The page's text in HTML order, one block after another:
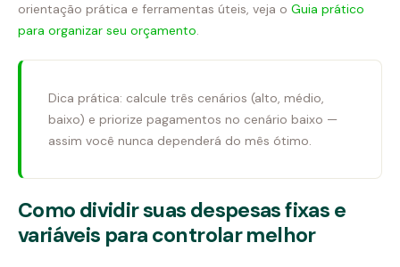
orientação prática e ferramentas úteis, veja o Guia prático
para organizar seu orçamento.
Dica prática: calcule três cenários (alto, médio,
baixo) e priorize pagamentos no cenário baixo —
assim você nunca dependerá do mês ótimo.
Como dividir suas despesas fixas e
variáveis para controlar melhor